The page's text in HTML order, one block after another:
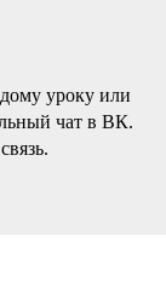
уроку или
чат в ВК.